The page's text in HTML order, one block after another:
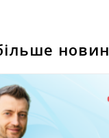
новин